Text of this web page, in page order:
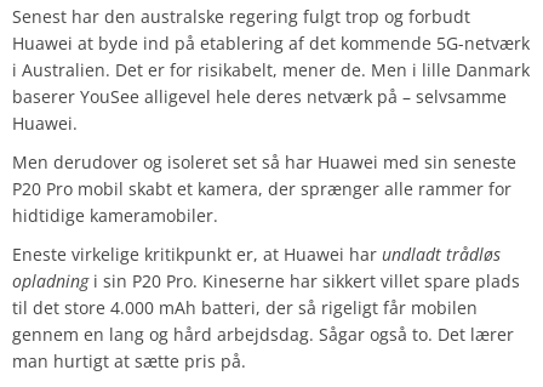
Senest har den australske regering fulgt trop og forbudt
Huawei at byde ind på etablering af det kommende 5G-netværk
i Australien. Det er for risikabelt, mener de. Men i lille Danmark
baserer YouSee alligevel hele deres netværk på – selvsamme
Huawei.
Men derudover og isoleret set så har Huawei med sin seneste
P20 Pro mobil skabt et kamera, der sprænger alle rammer for
hidtidige kameramobiler.
Eneste virkelige kritikpunkt er, at Huawei har undladt trådløs
opladningi sin P20 Pro. Kineserne har sikkert villet spare plads
til det store 4.000 mAh batteri, der så rigeligt får mobilen
gennem en lang og hård arbejdsdag. Sågar også to. Det lærer
man hurtigt at sætte pris på.